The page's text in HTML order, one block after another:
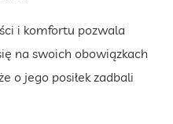
i komfortu pozwala
na swoich obowiązkach
o jego posiłek zadbali